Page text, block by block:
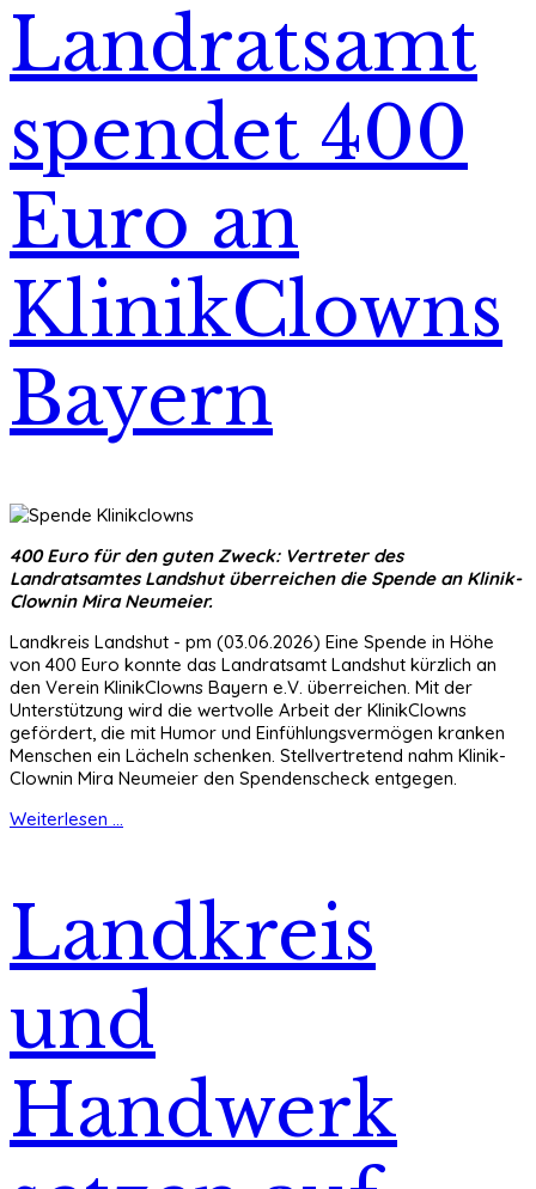
Landratsamt
spendet 400
Euro an
KlinikClowns
Bayern
400 Euro für den guten Zweck: Vertreter des
Landratsamtes Landshut überreichen die Spende an Klinik-
Clownin Mira Neumeier.
Landkreis Landshut - pm (03.06.2026) Eine Spende in Höhe
von 400 Euro konnte das Landratsamt Landshut kürzlich an
den Verein KlinikClowns Bayern e.V. überreichen. Mit der
Unterstützung wird die wertvolle Arbeit der KlinikClowns
gefördert, die mit Humor und Einfühlungsvermögen kranken
Menschen ein Lächeln schenken. Stellvertretend nahm Klinik-
Clownin Mira Neumeier den Spendenscheck entgegen.
Weiterlesen ...
Landkreis
und
Handwerk